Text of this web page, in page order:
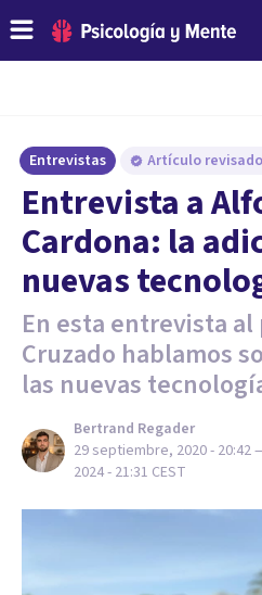
Entrevistas Artículo revisado
Entrevista a
Cardona: la
nuevas
En esta entrevista
Cruzado hablamos
las nuevas
Bertrand Regader
29 septiembre, 2020 - 20:42
2024 - 21:31 CEST